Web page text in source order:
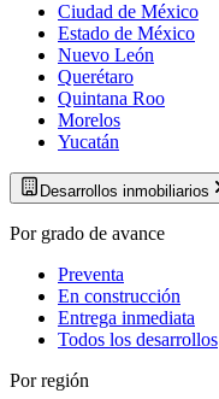
Ciudad de México
Estado de México
Nuevo León
Querétaro
Quintana Roo
Morelos
Yucatán
Desarrollos inmobiliarios
Por grado de avance
Preventa
En construcción
Entrega inmediata
Todos los desarrollos
Por región